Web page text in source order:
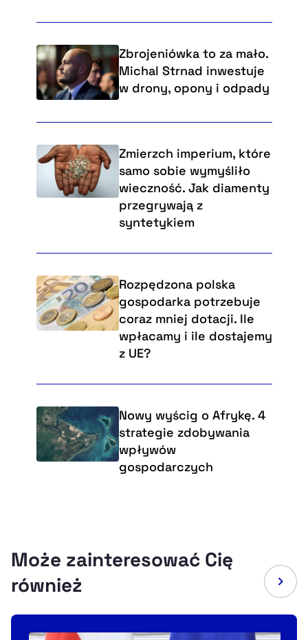
Zbrojeniówka to za mało.
Michal Strnad inwestuje
w drony, opony i odpady
Zmierzch imperium, które
samo sobie wymyśliło
wieczność. Jak diamenty
przegrywają z
syntetykiem
Rozpędzona polska
gospodarka potrzebuje
coraz mniej dotacji. Ile
wpłacamy i ile dostajemy
z UE?
Nowy wyścig o Afrykę. 4
strategie zdobywania
wpływów
gospodarczych
Może zainteresować Cię
również